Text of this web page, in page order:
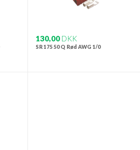
130,00 DKK
SR 175 50 Q Rød AWG 1/0